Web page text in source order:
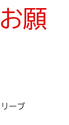
願
ーブ